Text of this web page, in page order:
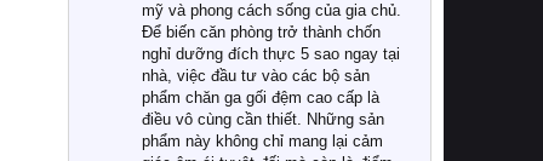
mỹ và phong cách sống của gia chủ.
Để biến căn phòng trở thành chốn
nghỉ dưỡng đích thực 5 sao ngay tại
nhà, việc đầu tư vào các bộ sản
phẩm chăn ga gối đệm cao cấp là
điều vô cùng cần thiết. Những sản
phẩm này không chỉ mang lại cảm